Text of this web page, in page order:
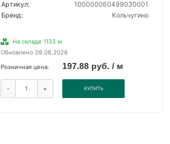
Артикул:
100000060499030001
Бренд:
Кольчугино
На складе 1133 м
Обновлено 09.08.2026
Розничная цена: 197.88 руб. / м
- + КУПИТЬ